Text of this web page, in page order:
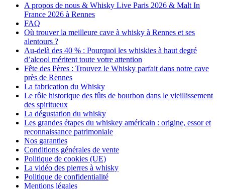
A propos de nous & Whisky Live Paris 2026 & Malt In
France 2026 à Rennes
FAQ
Où trouver la meilleure cave à whisky à Rennes et ses
alentours ?
Au-delà des 40 % : Pourquoi les whiskies à haut degré
d’alcool méritent toute votre attention
Fête des Pères : Trouvez le Whisky parfait dans notre cave
près de Rennes
La fabrication du Whisky
Le rôle historique des fûts de bourbon dans le vieillissement
des spiritueux
La dégustation du whisky
Les grandes étapes du whiskey américain : origine, essor et
reconnaissance patrimoniale
Nos garanties
Conditions générales de vente
Politique de cookies (UE)
La vidéo des pierres à whisky
Politique de confidentialité
Mentions légales